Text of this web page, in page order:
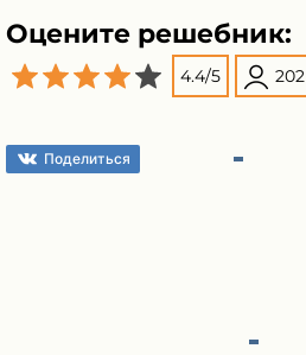
Оцените решебник:
4.4/5 202
Поделиться